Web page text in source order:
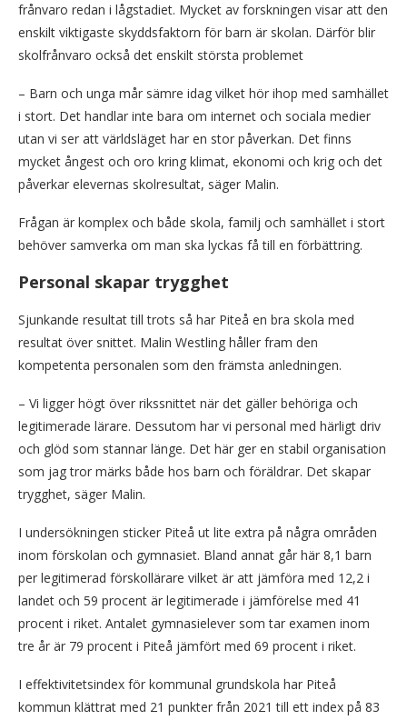
frånvaro redan i lågstadiet. Mycket av forskningen visar att den
enskilt viktigaste skyddsfaktorn för barn är skolan. Därför blir
skolfrånvaro också det enskilt största problemet
– Barn och unga mår sämre idag vilket hör ihop med samhället
i stort. Det handlar inte bara om internet och sociala medier
utan vi ser att världsläget har en stor påverkan. Det finns
mycket ångest och oro kring klimat, ekonomi och krig och det
påverkar elevernas skolresultat, säger Malin.
Frågan är komplex och både skola, familj och samhället i stort
behöver samverka om man ska lyckas få till en förbättring.
Personal skapar trygghet
Sjunkande resultat till trots så har Piteå en bra skola med
resultat över snittet. Malin Westling håller fram den
kompetenta personalen som den främsta anledningen.
– Vi ligger högt över rikssnittet när det gäller behöriga och
legitimerade lärare. Dessutom har vi personal med härligt driv
och glöd som stannar länge. Det här ger en stabil organisation
som jag tror märks både hos barn och föräldrar. Det skapar
trygghet, säger Malin.
I undersökningen sticker Piteå ut lite extra på några områden
inom förskolan och gymnasiet. Bland annat går här 8,1 barn
per legitimerad förskollärare vilket är att jämföra med 12,2 i
landet och 59 procent är legitimerade i jämförelse med 41
procent i riket. Antalet gymnasielever som tar examen inom
tre år är 79 procent i Piteå jämfört med 69 procent i riket.
I effektivitetsindex för kommunal grundskola har Piteå
kommun klättrat med 21 punkter från 2021 till ett index på 83